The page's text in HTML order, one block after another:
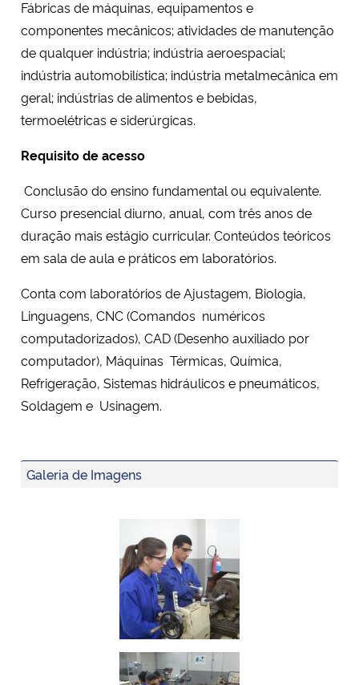
Fábricas de máquinas, equipamentos e
componentes mecânicos; atividades de manutenção
de qualquer indústria; indústria aeroespacial;
indústria automobilística; indústria metalmecânica em
geral; indústrias de alimentos e bebidas,
termoelétricas e siderúrgicas.
Requisito de acesso
Conclusão do ensino fundamental ou equivalente.
Curso presencial diurno, anual, com três anos de
duração mais estágio curricular. Conteúdos teóricos
em sala de aula e práticos em laboratórios.
Conta com laboratórios de Ajustagem, Biologia,
Linguagens, CNC (Comandos numéricos
computadorizados), CAD (Desenho auxiliado por
computador), Máquinas Térmicas, Química,
Refrigeração, Sistemas hidráulicos e pneumáticos,
Soldagem e Usinagem.
Galeria de Imagens